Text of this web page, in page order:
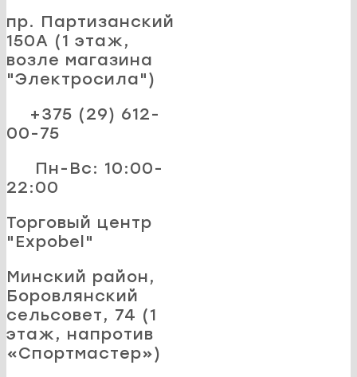
пр. Партизанский
150А (1 этаж,
возле магазина
"Электросила")
+375 (29) 612-
00-75
Пн-Вс: 10:00-
22:00
Торговый центр
"Expobel"
Минский район,
Боровлянский
сельсовет, 74 (1
этаж, напротив
«Спортмастер»)